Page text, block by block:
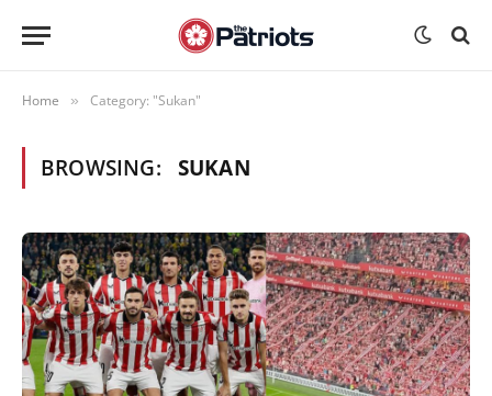
Home » Category: "Sukan"
BROWSING: SUKAN